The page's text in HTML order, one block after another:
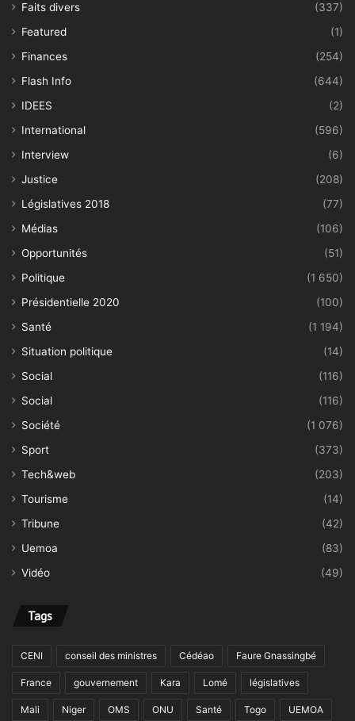
Faits divers
(337)
Featured
(1)
Finances
(254)
Flash Info
(644)
IDEES
(2)
International
(596)
Interview
(6)
Justice
(208)
Législatives 2018
(77)
Médias
(106)
Opportunités
(51)
Politique
(1 650)
Présidentielle 2020
(100)
Santé
(1 194)
Situation politique
(14)
Social
(116)
Social
(116)
Société
(1 076)
Sport
(373)
Tech&web
(203)
Tourisme
(14)
Tribune
(42)
Uemoa
(83)
Vidéo
(49)
Tags
CENI conseil des ministres Cédéao Faure Gnassingbé
France gouvernement Kara Lomé législatives
Mali Niger OMS ONU Santé Togo UEMOA